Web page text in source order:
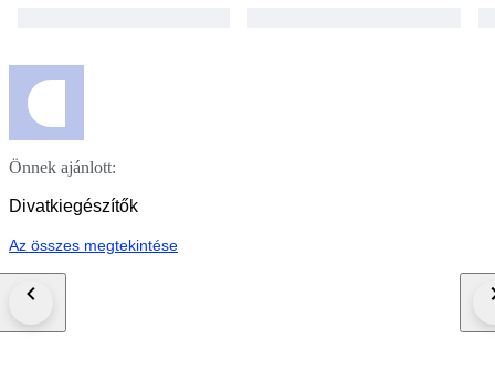
Önnek ajánlott:
Divatkiegészítők
Az összes megtekintése